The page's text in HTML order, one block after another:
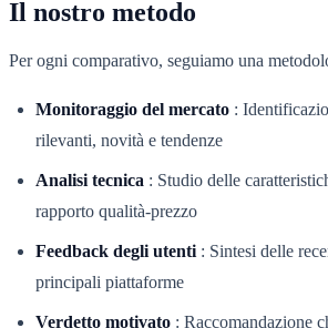
Il nostro metodo
Per ogni comparativo, seguiamo una
Monitoraggio del mercato :
rilevanti, novità e tendenze
Analisi tecnica : Studio delle
rapporto qualità-prezzo
Feedback degli utenti : Sintesi delle
principali piattaforme
Verdetto motivato : Raccomandazione